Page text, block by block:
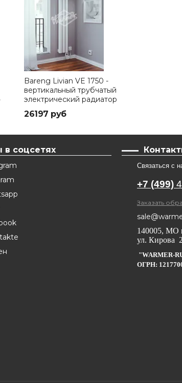
Bareng Livian VE 1750 -
вертикальный трубчатый
электрический радиатор
высотой 1750 мм
26197 руб
в соцсетях
Связаться с
+7 (499)
Заказать
140005, МО
ул. Кирова
"WARMER-
ОГРН: